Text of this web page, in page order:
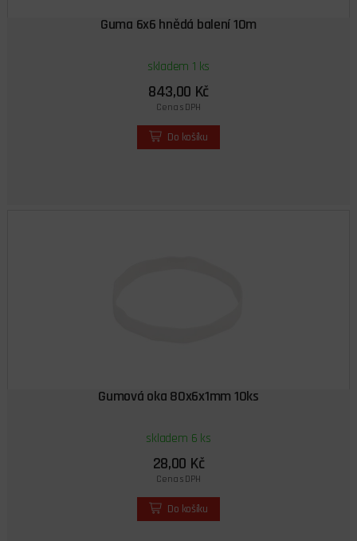
Guma 6x6 hnědá balení 10m
skladem 1 ks
843,00 Kč
Cena s DPH
Do košíku
Gumová oka 80x6x1mm 10ks
skladem 6 ks
28,00 Kč
Cena s DPH
Do košíku